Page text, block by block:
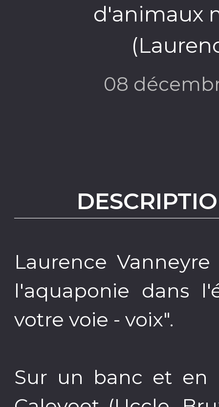
d'animaux
08
Laurence
l'aquaponie dans
votre voie - voix".
Sur un banc et en